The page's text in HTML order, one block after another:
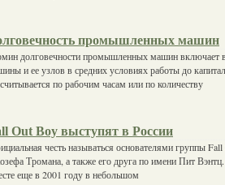
промышленных машин
долговечности промышленных машин включает
и ее узлов в средних условиях работы до
по рабочим часам или по количеству
Out Boy выступят в России
честь называться основателями группы
Тромана, а также его друга по имени Пит
еще в 2001 году в небольшом